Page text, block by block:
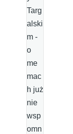
Targ
alski
m -
o
me
mac
h już
nie
wsp
omn